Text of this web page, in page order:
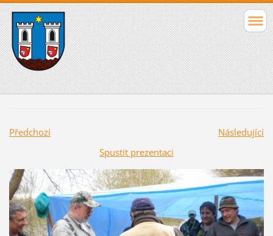
Předchozí
Následující
Spustit prezentaci